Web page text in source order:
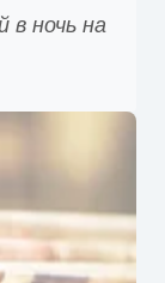
в ночь на